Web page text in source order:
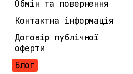
Обмін та повернення
Контактна інформація
Договір публічної
оферти
Блог